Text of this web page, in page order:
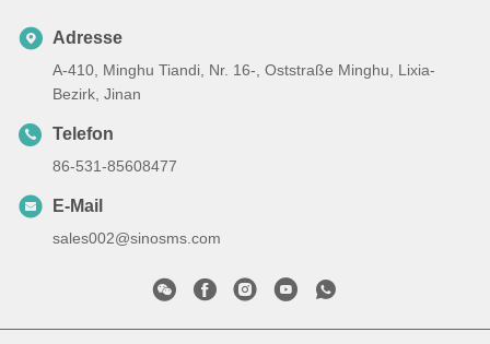
Adresse
A-410, Minghu Tiandi, Nr. 16-, Oststraße Minghu, Lixia-
Bezirk, Jinan
Telefon
86-531-85608477
E-Mail
sales002@sinosms.com